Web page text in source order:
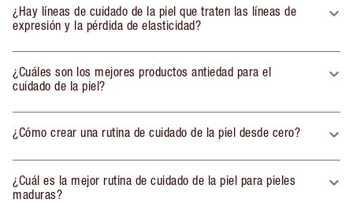
¿Hay líneas de cuidado de la piel que traten las líneas de
expresión y la pérdida de elasticidad?
¿Cuáles son los mejores productos antiedad para el
cuidado de la piel?
¿Cómo crear una rutina de cuidado de la piel desde cero?
¿Cuál es la mejor rutina de cuidado de la piel para pieles
maduras?